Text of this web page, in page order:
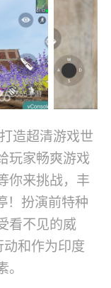
造超清游戏世
玩家畅爽游戏
你来挑战，丰
！扮演前特种
看不见的威
动和作为印度